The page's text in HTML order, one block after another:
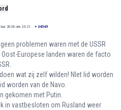
2024 om 23:21 + 34549
problemen waren met de USSR
Europese landen waren de facto
wat zij zelf wilden! NIet lid worden
worden van de Navo.
gekomen met Putin.
in vastbesloten om Rusland weer